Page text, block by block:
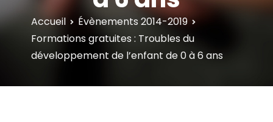
Accueil
Évènements 2014-2019
Formations gratuites : Troubles du
développement de l’enfant de 0 à 6 ans